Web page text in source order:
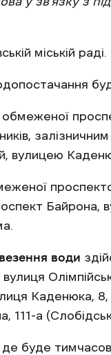
міській раді.
обмеженої
вулицею
Байрона,
води
Каденюка,
111-а
буде